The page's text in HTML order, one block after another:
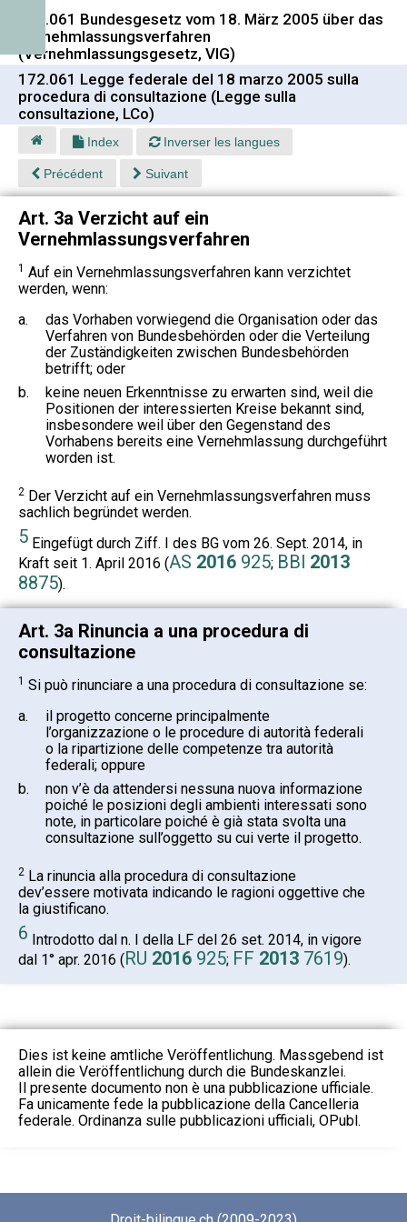
172.061 Bundesgesetz vom 18. März 2005 über das
Vernehmlassungsverfahren
(Vernehmlassungsgesetz, VlG)
172.061 Legge federale del 18 marzo 2005 sulla
procedura di consultazione (Legge sulla
consultazione, LCo)
Index Inverser les langues
Précédent Suivant
Art. 3a Verzicht auf ein
Vernehmlassungsverfahren
1 Auf ein Vernehmlassungsverfahren kann verzichtet
werden, wenn:
a.
das Vorhaben vorwiegend die Organisation oder das
Verfahren von Bundesbehörden oder die Verteilung
der Zuständigkeiten zwischen Bundesbehörden
betrifft; oder
b.
keine neuen Erkenntnisse zu erwarten sind, weil die
Positionen der interessierten Kreise bekannt sind,
insbesondere weil über den Gegenstand des
Vorhabens bereits eine Vernehmlassung durchgeführt
worden ist.
2 Der Verzicht auf ein Vernehmlassungsverfahren muss
sachlich begründet werden.
5 Eingefügt durch Ziff. I des BG vom 26. Sept. 2014, in
Kraft seit 1. April 2016 (AS 2016 925; BBl 2013
8875).
Art. 3a Rinuncia a una procedura di
consultazione
1 Si può rinunciare a una procedura di consultazione se:
a.
il progetto concerne principalmente
l’organizzazione o le procedure di autorità federali
o la ripartizione delle competenze tra autorità
federali; oppure
b.
non v’è da attendersi nessuna nuova informazione
poiché le posizioni degli ambienti interessati sono
note, in particolare poiché è già stata svolta una
consultazione sull’oggetto su cui verte il progetto.
2 La rinuncia alla procedura di consultazione
dev’essere motivata indicando le ragioni oggettive che
la giustificano.
6 Introdotto dal n. I della LF del 26 set. 2014, in vigore
dal 1° apr. 2016 (RU 2016 925; FF 2013 7619).
Dies ist keine amtliche Veröffentlichung. Massgebend ist
allein die Veröffentlichung durch die Bundeskanzlei.
Il presente documento non è una pubblicazione ufficiale.
Fa unicamente fede la pubblicazione della Cancelleria
federale. Ordinanza sulle pubblicazioni ufficiali, OPubl.